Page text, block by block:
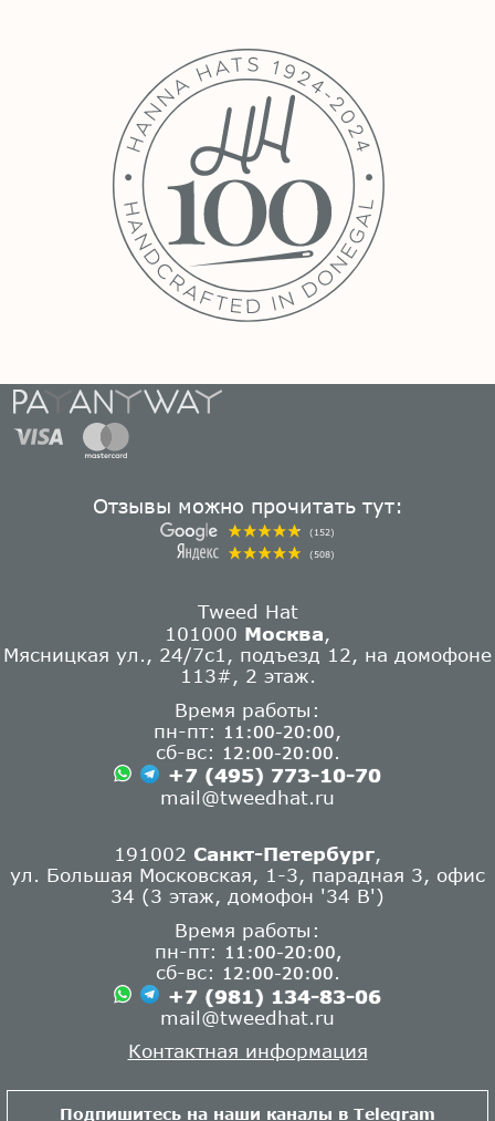
Отзывы можно прочитать тут:
(152)
(508)
Tweed Hat
101000 Москва
Мясницкая ул., 24/7с1, подъезд 12, на домофоне
113#, 2 этаж.
Время работы:
пн-пт:
11:00-20:00
сб-вс:
12:00-20:00
+7 (495) 773-10-70
mail@tweedhat.ru
191002 Санкт-Петербург
ул. Большая Московская, 1-3, парадная 3, офис
34 (3 этаж, домофон '34 В')
Время работы:
пн-пт:
11:00-20:00,
сб-вс: 12:00-20:00
+7 (981) 134-83-06
mail@tweedhat.ru
Контактная информация
Подпишитесь на наши каналы в Telegram